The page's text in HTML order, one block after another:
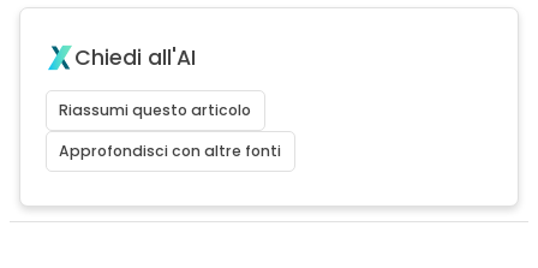
Chiedi all'AI
Riassumi questo articolo
Approfondisci con altre fonti